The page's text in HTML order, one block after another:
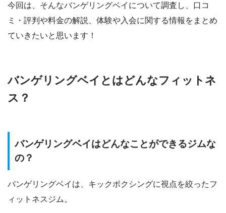
今回は、そんなバンゲリングベイについて調査し、口コ
ミ・評判や料金の解説、体験や入会に関する情報をまとめ
ていきたいと思います！
バンゲリングベイとはどんなフィットネ
ス？
バンゲリングベイはどんなことができるジムな
の？
バンゲリングベイは、キックボクシングに視点を絞ったフ
ィットネスジム。